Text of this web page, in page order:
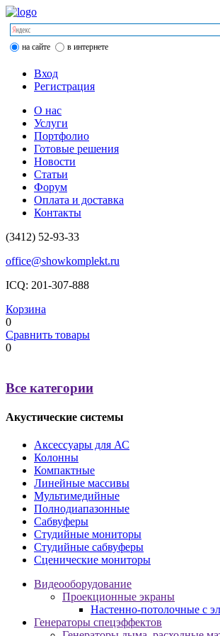
на сайте в интернете
Вход
Регистрация
О нас
Услуги
Портфолио
Готовые решения
Новости
Статьи
Форум
Оплата и доставка
Контакты
(3412) 52-93-33
office@showkomplekt.ru
ICQ: 201-307-888
Корзина
0
Сравнить товары
0
Все категории
Акустические системы
Аксессуары для АС
Колонны
Компактные
Линейные массивы
Мультимедийные
Полнодиапазонные
Сабвуферы
Студийные мониторы
Студийные сабвуферы
Сценические мониторы
Видеооборудование
Проекционные экраны
Настенно-потолочные с
Генераторы спецэффектов